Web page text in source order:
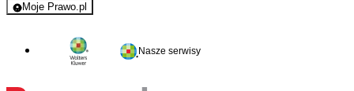
Moje Prawo.pl
- rejestracja i logowanie do serwisu
Nasze serwisy